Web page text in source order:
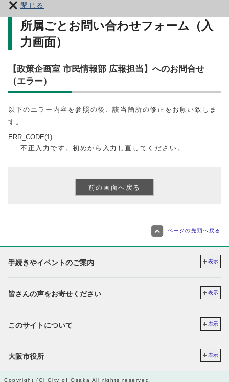
閉じる
所属ごとお問い合わせフォーム（入
力画面）
【政策企画室 市民情報部 広報担当】へのお問合せ
（エラー）
以下のエラー内容を参照の後、該当箇所の修正をお願い致しま
す。
ERR_CODE(1)
不正入力です。初めから入力し直してください。
ページの先頭へ戻る
手続きやイベントのご案内 表示
皆さんの声をお寄せください 表示
このサイトについて 表示
大阪市役所 表示
Copyright (C) City of Osaka All rights reserved.